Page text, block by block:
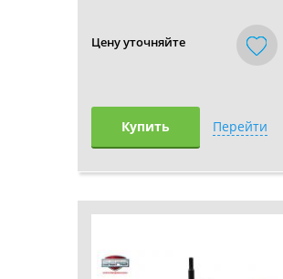
Цену уточняйте
Купить Перейти